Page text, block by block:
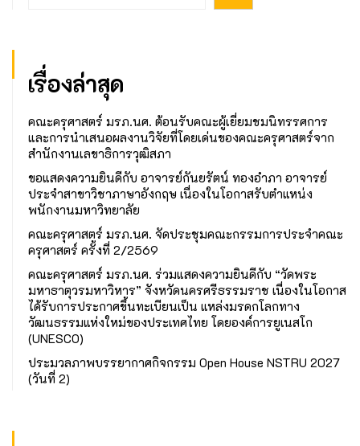
เรื่องล่าสุด
คณะครุศาสตร์ มรภ.นศ. ต้อนรับคณะผู้เยี่ยมชมนิทรรศการ
และการนำเสนอผลงานวิจัยที่โดยเด่นของคณะครุศาสตร์จาก
สำนักงานเลขาธิการวุฒิสภา
ขอแสดงความยินดีกับ อาจารย์กันยรัตน์ ทองอำภา อาจารย์
ประจำสาขาวิชาภาษาอังกฤษ เนื่องในโอกาสรับตำแหน่ง
พนักงานมหาวิทยาลัย
คณะครุศาสตร์ มรภ.นศ. จัดประชุมคณะกรรมการประจำคณะ
ครุศาสตร์ ครั้งที่ 2/2569
คณะครุศาสตร์ มรภ.นศ. ร่วมแสดงความยินดีกับ “วัดพระ
มหาธาตุวรมหาวิหาร” จังหวัดนครศรีธรรมราช เนื่องในโอกาส
ได้รับการประกาศขึ้นทะเบียนเป็น แหล่งมรดกโลกทาง
วัฒนธรรมแห่งใหม่ของประเทศไทย โดยองค์การยูเนสโก
(UNESCO)
ประมวลภาพบรรยากาศกิจกรรม Open House NSTRU 2027
(วันที่ 2)